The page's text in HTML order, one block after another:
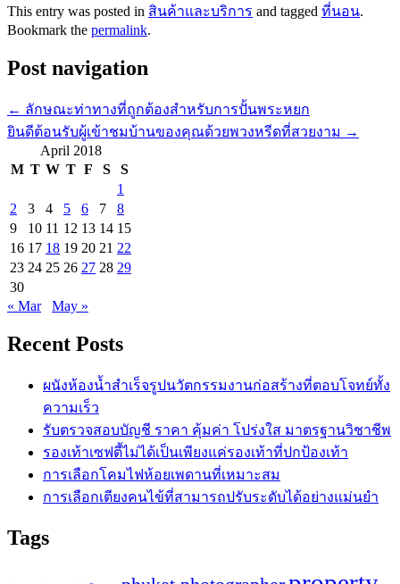
This entry was posted in สินค้าและบริการ and tagged ที่นอน.
Bookmark the permalink.
Post navigation
← ลักษณะท่าทางที่ถูกต้องสำหรับการปั้นพระหยก
ยินดีต้อนรับผู้เข้าชมบ้านของคุณด้วยพวงหรีดที่สวยงาม →
April 2018
M T W T F S
S
1
2
3 4 5 6 7
8
9
10 11 12 13 14 15
16 17 18 19 20 21 22
23 24 25 26 27 28 29
30
« Mar
May »
Recent Posts
ผนังห้องน้ำสำเร็จรูปนวัตกรรมงานก่อสร้างที่ตอบโจทย์ทั้ง
ความเร็ว
รับตรวจสอบบัญชี ราคา คุ้มค่า โปร่งใส มาตรฐานวิชาชีพ
รองเท้าเซฟตี้ไม่ได้เป็นเพียงแค่รองเท้าที่ปกป้องเท้า
การเลือกโคมไฟห้อยเพดานที่เหมาะสม
การเลือกเตียงคนไข้ที่สามารถปรับระดับได้อย่างแม่นยำ
Tags